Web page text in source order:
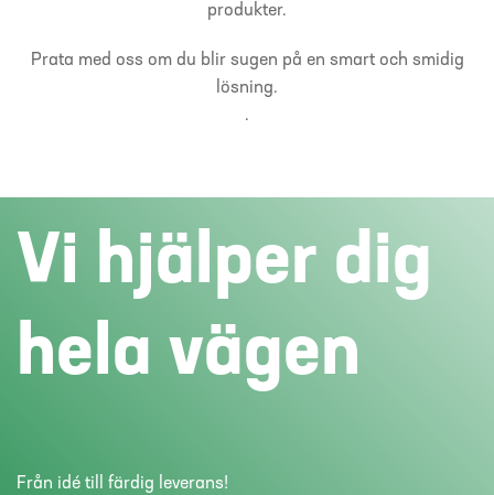
produkter.
Prata med oss om du blir sugen på en smart och smidig
lösning.
.
Vi hjälper dig
hela vägen
Från idé till färdig leverans!